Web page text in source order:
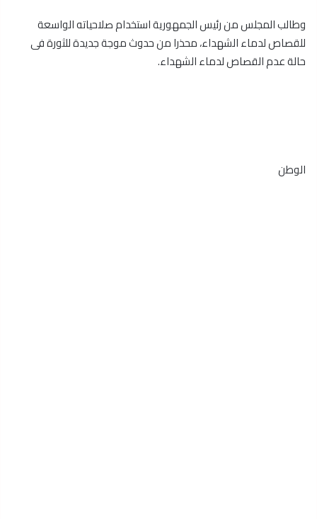
وطالب المجلس من رئيس الجمهورية استخدام صلاحياته الواسعة
للقصاص لدماء الشهداء، محذرا من حدوث موجة جديدة للثورة فى
حالة عدم القصاص لدماء الشهداء.
الوطن